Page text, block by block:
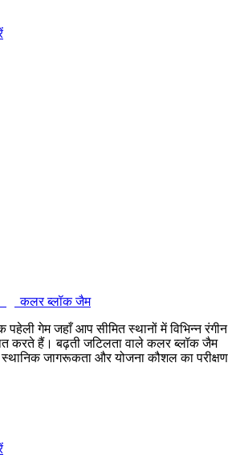
कलर ब्लॉक जैम
पहेली गेम जहाँ आप सीमित स्थानों में विभिन्न रंगीन
करते हैं। बढ़ती जटिलता वाले कलर ब्लॉक जैम
जागरूकता और योजना कौशल का परीक्षण